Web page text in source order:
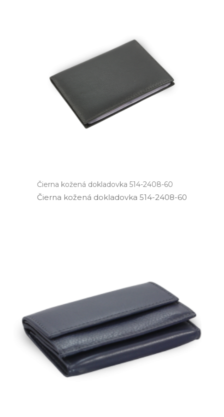
Čierna kožená dokladovka 514-2408-60
Čierna kožená dokladovka 514­-2408­-60